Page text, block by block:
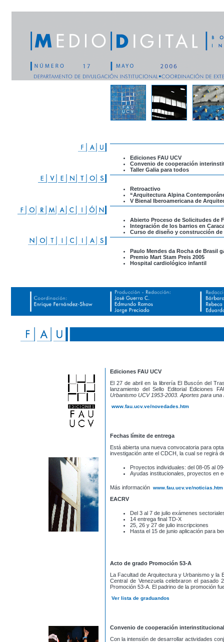
Ediciones FAU UCV
Convenio de cooperación
Taller Galia para todos
Retroactivo
“Arquitectura Alpina
V Bienal Iberoamericana de
Abierto Proceso de Solicitudes de
Integración de los barrios en
Curso de diseño y construcción de
Paulo Mendes da Rocha de Brasil
Premio Mart Stam Preis 2005
Hospital cardiológico infantil
Ediciones FAU UCV
El 27 de abril en la librería El Buscón del
lanzamiento del Sello Editorial Ediciones
Urbanismo UCV 1953-2003. Aportes para una
www.fau.ucv.ve/novedades.htm
Fechas límite de entrega
Está abierta una nueva convocatoria para
investigación ante el CDCH, la cual se regirá
Proyectos individuales: del 08-05 al
Ayudas institucionales, proyectos en
Más información www.fau.ucv.ve/noticias.htm
EACRV
Del 3 al 7 de julio exámenes
14 entrega final TD-X
25, 26 y 27 de julio inscripciones
Hasta el 15 de junio aplicación para
Acto de grado Promoción 53-A
La Facultad de Arquitectura y Urbanismo y la
Central de Venezuela celebraron el
Promoción 53-A. El padrino de la promoción
Ver lista de graduandos
Convenio de cooperación
Con la intensión de desarrollar actividades